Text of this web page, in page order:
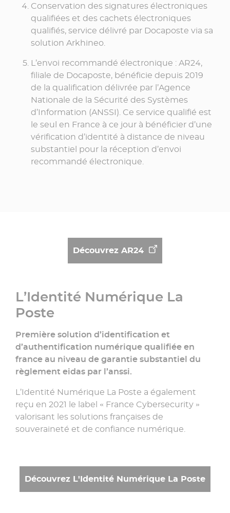
Conservation des signatures électroniques
qualifiées et des cachets électroniques
qualifiés, service délivré par Docaposte via sa
solution Arkhineo.
L’envoi recommandé électronique : AR24,
filiale de Docaposte, bénéficie depuis 2019
de la qualification délivrée par l’Agence
Nationale de la Sécurité des Systèmes
d’Information (ANSSI). Ce service qualifié est
le seul en France à ce jour à bénéficier d’une
vérification d’identité à distance de niveau
substantiel pour la réception d’envoi
recommandé électronique.
Découvrez AR24
L’Identité Numérique La
Poste
Première solution d’identification et
d’authentification numérique qualifiée en
france au niveau de garantie substantiel du
règlement eidas par l’anssi.
L’Identité Numérique La Poste a également
reçu en 2021 le label « France Cybersecurity »
valorisant les solutions françaises de
souveraineté et de confiance numérique.
Découvrez L'Identité Numérique La Poste